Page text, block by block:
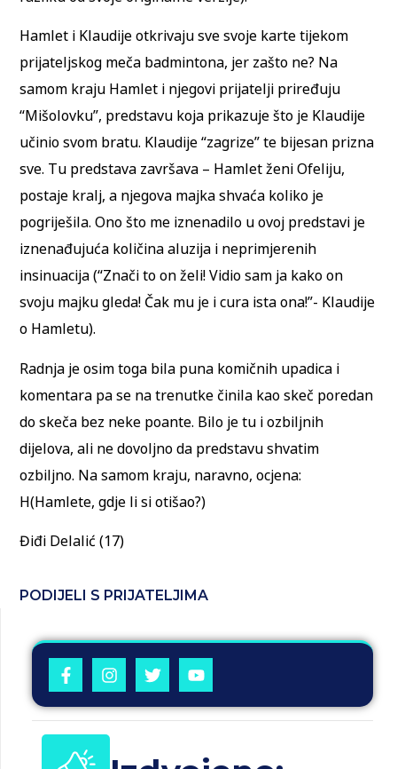
Hamlet i Klaudije otkrivaju sve svoje karte tijekom
prijateljskog meča badmintona, jer zašto ne? Na
samom kraju Hamlet i njegovi prijatelji priređuju
“Mišolovku”, predstavu koja prikazuje što je Klaudije
učinio svom bratu. Klaudije “zagrize” te bijesan prizna
sve. Tu predstava završava – Hamlet ženi Ofeliju,
postaje kralj, a njegova majka shvaća koliko je
pogriješila. Ono što me iznenadilo u ovoj predstavi je
iznenađujuća količina aluzija i neprimjerenih
insinuacija (“Znači to on želi! Vidio sam ja kako on
svoju majku gleda! Čak mu je i cura ista ona!”- Klaudije
o Hamletu).
Radnja je osim toga bila puna komičnih upadica i
komentara pa se na trenutke činila kao skeč poredan
do skeča bez neke poante. Bilo je tu i ozbiljnih
dijelova, ali ne dovoljno da predstavu shvatim
ozbiljno. Na samom kraju, naravno, ocjena:
H(Hamlete, gdje li si otišao?)
Điđi Delalić (17)
PODIJELI S PRIJATELJIMA